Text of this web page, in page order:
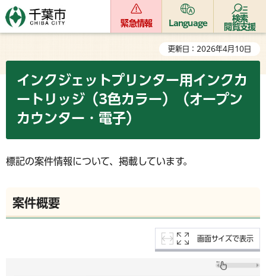
緊急情報 Language
検索
閲覧支援
更新日：2026年4月10日
インクジェットプリンター用インクカ
ートリッジ（3色カラー）（オープン
カウンター・電子）
標記の案件情報について、掲載しています。
案件概要
画面サイズで表示